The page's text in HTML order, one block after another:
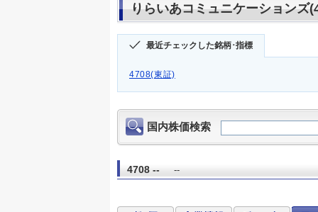
りらいあコミュニケーションズ
最近チェックした銘柄･指標
4708(東証)